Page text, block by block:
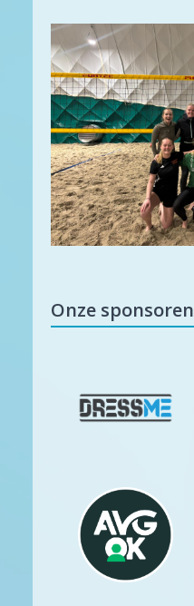
Onze sponsoren